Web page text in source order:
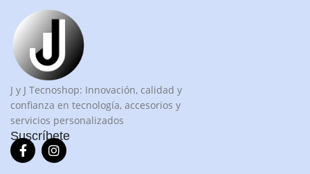
J y J Tecnoshop: Innovación, calidad y
confianza en tecnología, accesorios y
servicios personalizados
Suscríbete